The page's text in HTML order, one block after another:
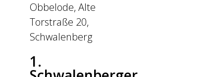
Obbelode, Alte
Torstraße 20,
Schwalenberg
1.